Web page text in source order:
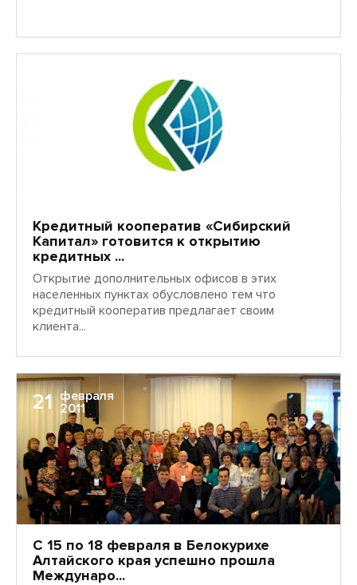
Кредитный кооператив «Сибирский
Капитал» готовится к открытию
кредитных ...
Открытие дополнительных офисов в этих
населенных пунктах обусловлено тем что
кредитный кооператив предлагает своим
клиента...
21 февраля
2011
С 15 по 18 февраля в Белокурихе
Алтайского края успешно прошла
Междунаро...